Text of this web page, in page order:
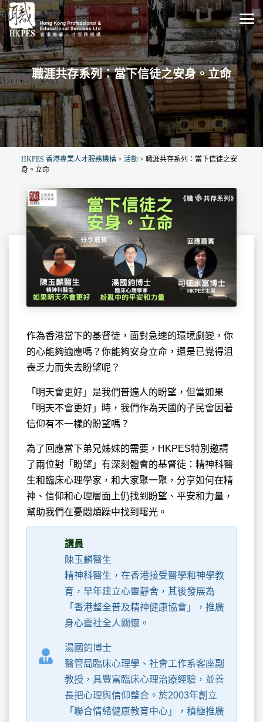
職涯共存系列：當下信徒之安身。立命
HKPES 香港專業人才服務機構 > 活動 > 職涯共存系列：當下信徒之安
身。立命
作為香港當下的基督徒，面對急速的環境劇變，你
的心能夠適應嗎？你能夠安身立命，還是已覺得沮
喪乏力而失去盼望呢？
「明天會更好」是我們普遍人的盼望，但當如果
「明天不會更好」時，我們作為天國的子民會因著
信仰有不一樣的盼望嗎？
為了回應當下弟兄姊妹的需要，HKPES特別邀請
了兩位對「盼望」有深刻體會的基督徒：精神科醫
生和臨床心理學家，和大家聚一聚，分享如何在精
神、信仰和心理層面上仍找到盼望、平安和力量，
幫助我們在憂悶煩躁中找到曙光。
講員
陳玉麟醫生
精神科醫生，在香港接受醫學和神學教
育，早年建立心靈靜舍，其後發展為
「香港整全普及精神健康協會」，推廣
身心靈社全人關懷。
湯國鈞博士
醫管局臨床心理學、社會工作系客座副
教授，具豐富臨床心理治療經驗，並善
長把心理與信仰整合。於2003年創立
「聯合情緒健康教育中心」，積極推廣